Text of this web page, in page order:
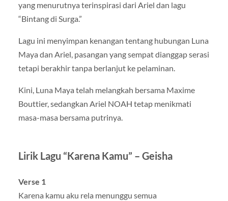
yang menurutnya terinspirasi dari Ariel dan lagu
“Bintang di Surga.”
Lagu ini menyimpan kenangan tentang hubungan Luna
Maya dan Ariel, pasangan yang sempat dianggap serasi
tetapi berakhir tanpa berlanjut ke pelaminan.
Kini, Luna Maya telah melangkah bersama Maxime
Bouttier, sedangkan Ariel NOAH tetap menikmati
masa-masa bersama putrinya.
Lirik Lagu “Karena Kamu” – Geisha
Verse 1
Karena kamu aku rela menunggu semua